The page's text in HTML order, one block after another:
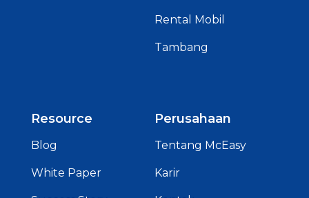
Rental Mobil
Tambang
Resource
Blog
White Paper
Perusahaan
Tentang McEasy
Karir